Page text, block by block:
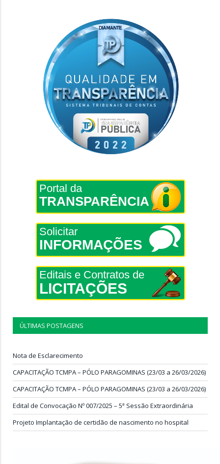
Portal da
TRANSPARÊNCIA
Solicitar
INFORMAÇÕES
Editais e Contratos de
LICITAÇÕES
ÚLTIMAS POSTAGENS
Nota de Esclarecimento
CAPACITAÇÃO TCMPA – PÓLO PARAGOMINAS (23/03 a 26/03/2026)
CAPACITAÇÃO TCMPA – PÓLO PARAGOMINAS (23/03 a 26/03/2026)
Edital de Convocação Nº 007/2025 – 5ª Sessão Extraordinária
Projeto Implantação de certidão de nascimento no hospital